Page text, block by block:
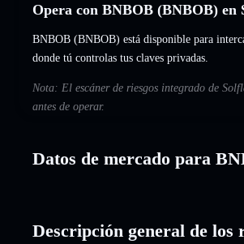
Opera con BNBOB (BNBOB) en
BNBOB (BNBOB) está disponible para
donde tú controlas tus claves privadas.
Nota: El escáner de riesgos integrado de
antes de operar.
Datos de mercado para
Descripción general de los